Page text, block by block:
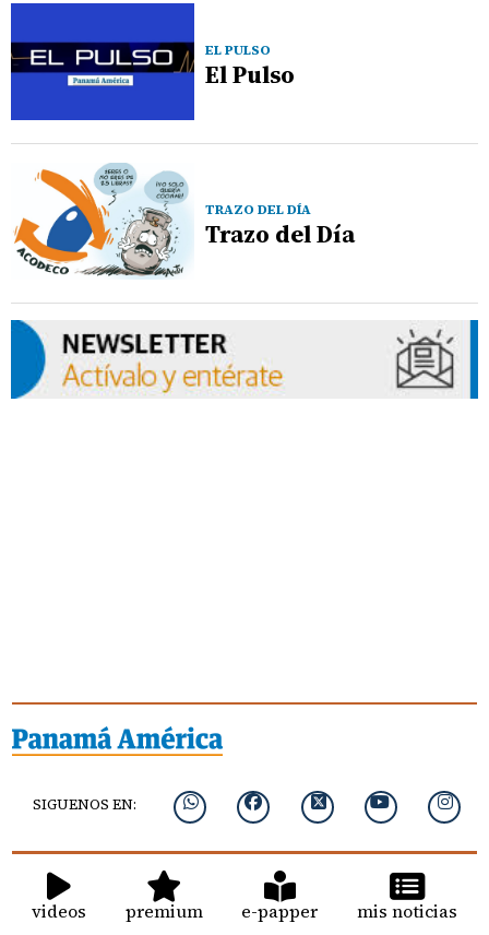
EL PULSO
El Pulso
TRAZO DEL DÍA
Trazo del Día
SIGUENOS EN:
videos premium e-papper mis noticias